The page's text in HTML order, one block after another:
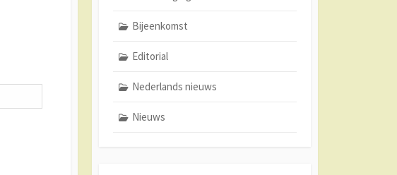
Bijeenkomst
Editorial
Nederlands nieuws
Nieuws